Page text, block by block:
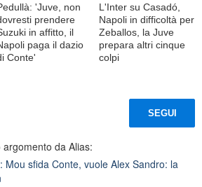
'Juve, non
prendere
in affitto, il
paga il dazio
Conte'
L'Inter su Casadó,
Napoli in difficoltà per
Zeballos, la Juve
prepara altri cinque
colpi
SEGUI
da Alias:
Mou sfida Conte, vuole Alex Sandro: la